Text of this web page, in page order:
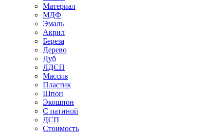
Материал
МДФ
Эмаль
Акрил
Береза
Дерево
Дуб
ЛДСП
Массив
Пластик
Шпон
Экошпон
С патиной
ДСП
Стоимость